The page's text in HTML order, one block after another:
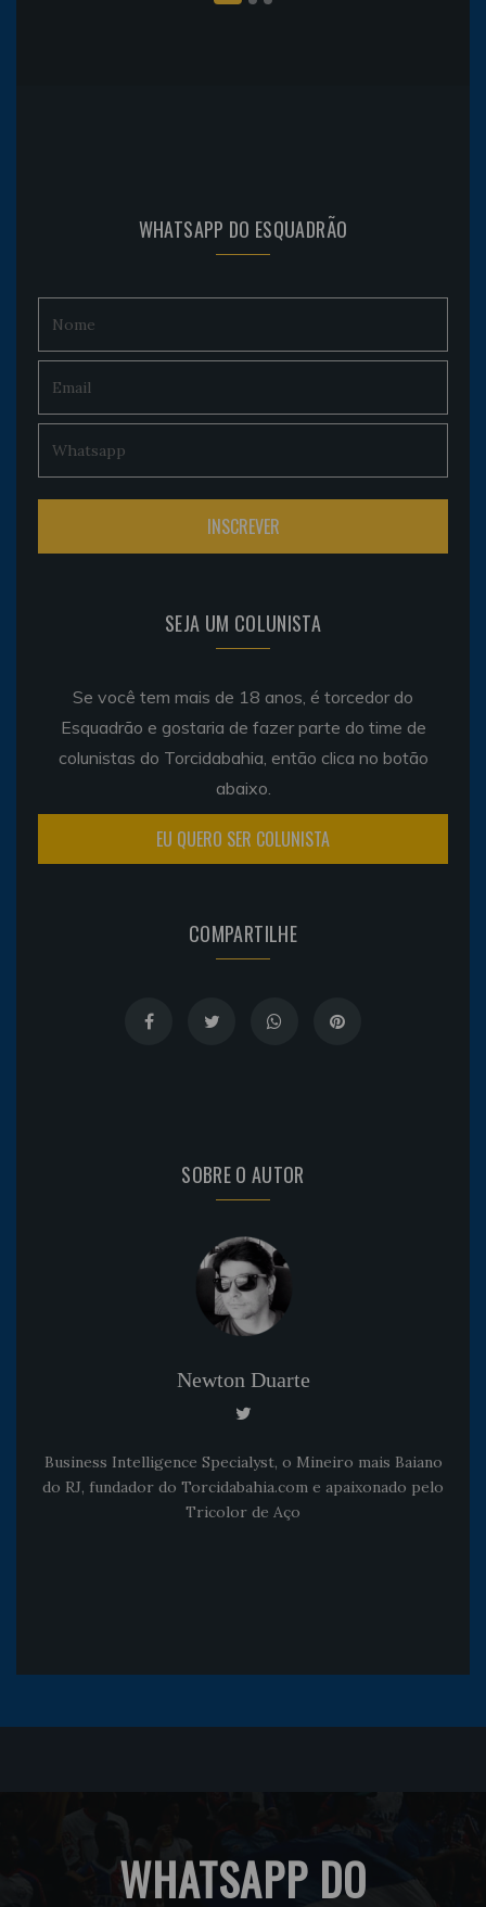
WHATSAPP DO ESQUADRÃO
SEJA UM COLUNISTA
Se você tem mais de 18 anos, é torcedor do
Esquadrão e gostaria de fazer parte do time de
colunistas do Torcidabahia, então clica no botão
abaixo.
EU QUERO SER COLUNISTA
COMPARTILHE
SOBRE O AUTOR
Newton Duarte
Business Intelligence Specialyst, o Mineiro mais Baiano
do RJ, fundador do Torcidabahia.com e apaixonado pelo
Tricolor de Aço
WHATSAPP DO